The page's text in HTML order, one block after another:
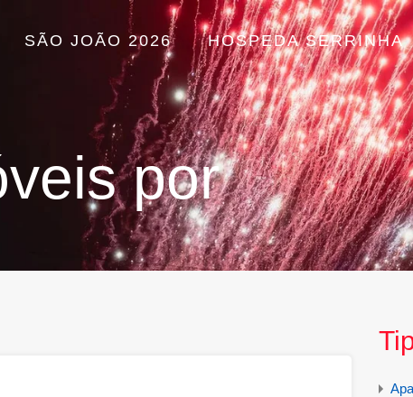
SÃO JOÃO 2026 HOSPEDA SERRINHA
por